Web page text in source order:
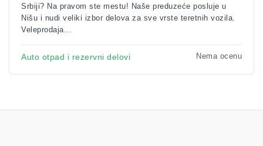
Srbiji? Na pravom ste mestu! Naše preduzeće posluje u
Nišu i nudi veliki izbor delova za sve vrste teretnih vozila.
Veleprodaja...
Auto otpad i rezervni delovi Nema ocenu